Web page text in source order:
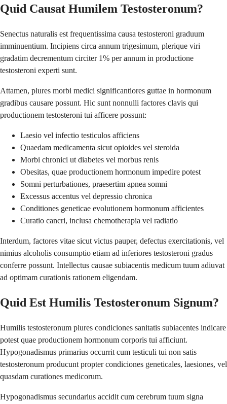
Quid Causat Humilem Testosteronum?
Senectus naturalis est frequentissima causa testosteroni graduum
imminuentium. Incipiens circa annum trigesimum, plerique viri
gradatim decrementum circiter 1% per annum in productione
testosteroni experti sunt.
Attamen, plures morbi medici significantiores guttae in hormonum
gradibus causare possunt. Hic sunt nonnulli factores clavis qui
productionem testosteroni tui afficere possunt:
Laesio vel infectio testiculos afficiens
Quaedam medicamenta sicut opioides vel steroida
Morbi chronici ut diabetes vel morbus renis
Obesitas, quae productionem hormonum impedire potest
Somni perturbationes, praesertim apnea somni
Excessus accentus vel depressio chronica
Conditiones geneticae evolutionem hormonum afficientes
Curatio cancri, inclusa chemotherapia vel radiatio
Interdum, factores vitae sicut victus pauper, defectus exercitationis, vel
nimius alcoholis consumptio etiam ad inferiores testosteroni gradus
conferre possunt. Intellectus causae subiacentis medicum tuum adiuvat
ad optimam curationis rationem eligendam.
Quid Est Humilis Testosteronum Signum?
Humilis testosteronum plures condiciones sanitatis subiacentes indicare
potest quae productionem hormonum corporis tui afficiunt.
Hypogonadismus primarius occurrit cum testiculi tui non satis
testosteronum producunt propter condiciones geneticales, laesiones, vel
quasdam curationes medicorum.
Hypogonadismus secundarius accidit cum cerebrum tuum signa